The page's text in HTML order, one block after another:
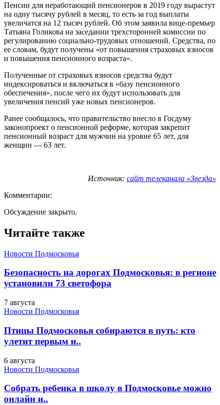
Пенсии для неработающий пенсионеров в 2019 году вырастут
на одну тысячу рублей в месяц, то есть за год выплаты
увеличатся на 12 тысяч рублей. Об этом заявила вице-премьер
Татьяна Голикова на заседании трехсторонней комиссии по
регулированию социально-трудовых отношений. Средства, по
ее словам, будут получены «от повышения страховых взносов
и повышения пенсионного возраста».
Полученные от страховых взносов средства будут
индексироваться и включаться в «базу пенсионного
обеспечения», после чего их будут использовать для
увеличения пенсий уже новых пенсионеров.
Ранее сообщалось, что правительство внесло в Госдуму
законопроект о пенсионной реформе, которая закрепит
пенсионный возраст для мужчин на уровне 65 лет, для
женщин — 63 лет.
Источник: сайт телеканала «Звезда»
Комментарии:
Обсуждение закрыто.
Читайте также
Новости Подмосковья
Безопасность на дорогах Подмосковья: в регионе
установили 73 светофора
7 августа
Новости Подмосковья
Птицы Подмосковья собираются в путь: кто
улетит первым и..
6 августа
Новости Подмосковья
Собрать ребенка в школу в Подмосковье можно
онлайн и..